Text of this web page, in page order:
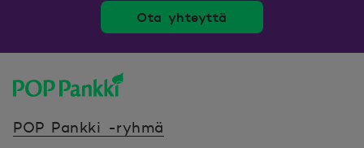
Ota yhteyttä
POP Pankki -ryhmä